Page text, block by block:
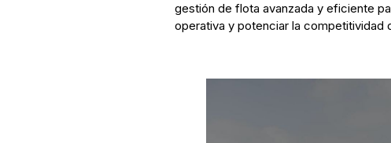
gestión de flota avanzada y eficiente
operativa y potenciar la competitividad